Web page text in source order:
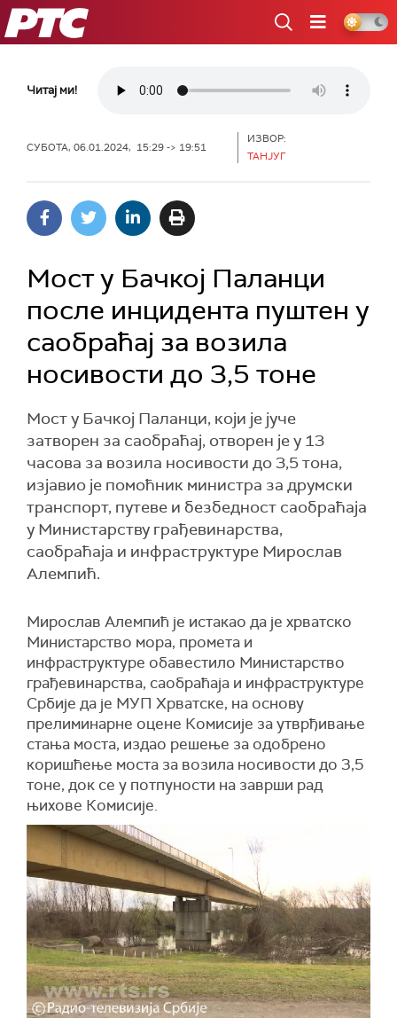
РТС
Читај ми!
СУБОТА, 06.01.2024, 15:29 -> 19:51
ИЗВОР:
ТАНЈУГ
Мост у Бачкој Паланци
после инцидента пуштен у
саобраћај за возила
носивости до 3,5 тоне
Мост у Бачкој Паланци, који је јуче
затворен за саобраћај, отворен је у 13
часова за возила носивости до 3,5 тона,
изјавио је помоћник министра за друмски
транспорт, путеве и безбедност саобраћаја
у Министарству грађевинарства,
саобраћаја и инфраструктуре Мирослав
Алемпић.
Мирослав Алемпић је истакао да је хрватско
Министарство мора, промета и
инфраструктуре обавестило Министарство
грађевинарства, саобраћаја и инфраструктуре
Србије да је МУП Хрватске, на основу
прелиминарне оцене Комисије за утврђивање
стања моста, издао решење за одобрено
коришћење моста за возила носивости до 3,5
тоне, док се у потпуности на заврши рад
њихове Комисије.